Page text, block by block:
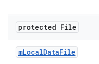
protected File
mLocalDataFile